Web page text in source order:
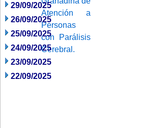
29/09/2025
26/09/2025
25/09/2025
24/09/2025
23/09/2025
22/09/2025